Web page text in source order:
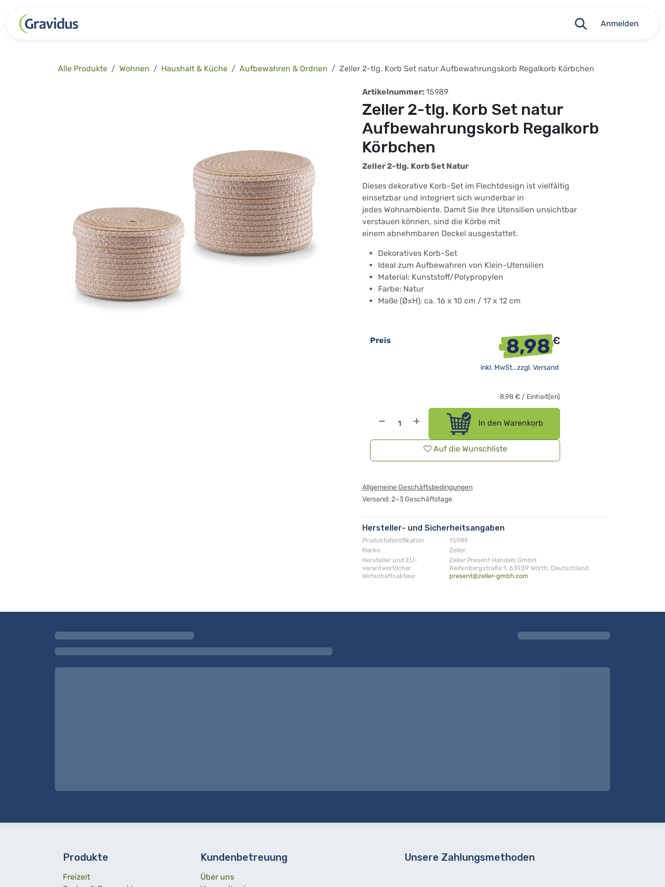
Anmelden
Alle Produkte Wohnen Haushalt & Küche Aufbewahren & Ordnen Zeller 2-tlg. Korb Set natur Aufbewahrungskorb Regalkorb Körbchen
Artikelnummer: 15989
Zeller 2-tlg. Korb Set natur
Aufbewahrungskorb Regalkorb
Körbchen
Zeller 2-tlg. Korb Set Natur
Dieses dekorative Korb-Set im Flechtdesign ist vielfältig
einsetzbar und integriert sich wunderbar in
jedes Wohnambiente. Damit Sie Ihre Utensilien unsichtbar
verstauen können, sind die Körbe mit
einem abnehmbaren Deckel ausgestattet.
Dekoratives Korb-Set
Ideal zum Aufbewahren von Klein-Utensilien
Material: Kunststoff/Polypropylen
Farbe: Natur
Maße (ØxH): ca. 16 x 10 cm / 17 x 12 cm
In den Warenkorb
Auf die Wunschliste
Preis 8,98€
inkl. MwSt., zzgl. Versand
8,98 €/ Einheit(en)
Allgemeine Geschäftsbedingungen
Versand: 2–3 Geschäftstage
Hersteller- und Sicherheitsangaben
Produktidentifikation
15989
Marke
Zeller
Hersteller und EU-
verantwortlicher
Wirtschaftsakteur
Zeller Present Handels GmbH
Reifenbergstraße 1, 63939 Wörth, Deutschland
present@zeller-gmbh.com
Produkte
Freizeit
Kundenbetreuung
Über uns
Unsere Zahlungsmethoden